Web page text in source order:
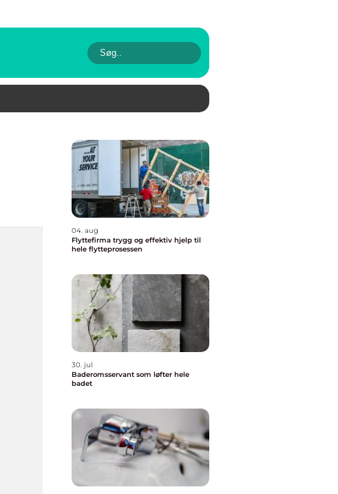
04. aug
Flyttefirma trygg og effektiv hjelp til
hele flytteprosessen
30. jul
Baderomsservant som løfter hele
badet